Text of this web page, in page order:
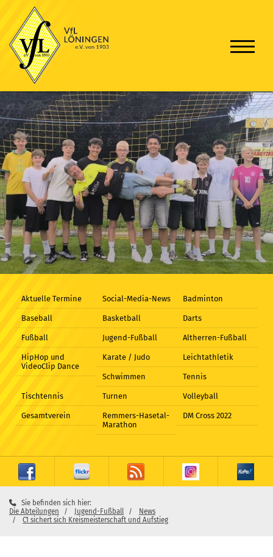
Aktuelle Termine Social-Media-News Badminton
Baseball Basketball Darts
Fußball Jugend-Fußball Altherren-Fußball
HipHop und
VideoClip Dance
Karate / Judo Leichtathletik
Schwimmen Tennis
Tischtennis Turnen Volleyball
Gesamtverein
Remmers-Hasetal-
Marathon
DM Cross 2022
Sie befinden sich hier:
Die Abteilungen
Jugend-Fußball
News
C1 sichert sich Kreismeisterschaft und Aufstieg